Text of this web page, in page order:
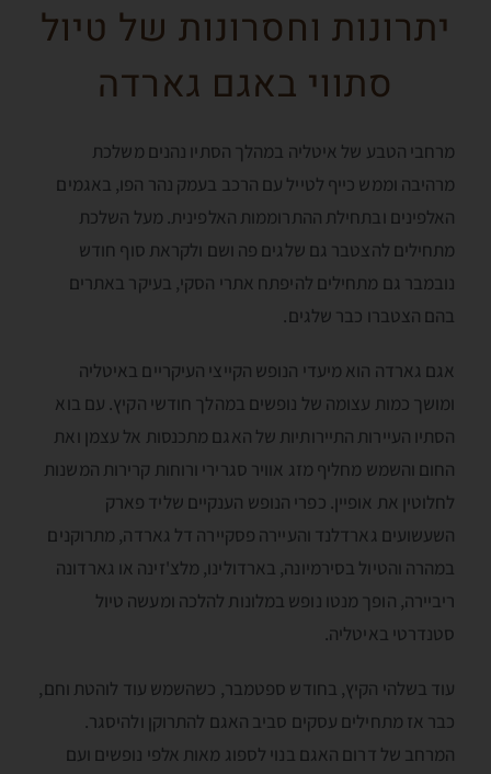
יתרונות וחסרונות של טיול
סתווי באגם גארדה
מרחבי הטבע של איטליה במהלך הסתיו נהנים משלכת
מרהיבה וממש כייף לטייל עם הרכב בעמק נהר הפו, באגמים
האלפינים ובתחילת ההתרוממות האלפינית. מעל השלכת
מתחילים להצטבר גם שלגים פה ושם ולקראת סוף חודש
נובמבר גם מתחילים להיפתח אתרי הסקי, בעיקר באתרים
בהם הצטברו כבר שלגים.
אגם גארדה הוא מיעדי הנופש הקייצי העיקריים באיטליה
ומושך כמות עצומה של נופשים במהלך חודשי הקיץ. עם בוא
הסתיו העיירות התיירותיות של האגם מתכנסות אל עצמן ואת
החום והשמש מחליף מזג אוויר סגרירי ורוחות קרירות המשנות
לחלוטין את אופיין. כפרי הנופש הענקיים שליד פארק
השעשועים גארדלנד והעיירה פסקיירה דל גארדה, מתרוקנים
במהרה והטיול בסירמיונה, בארדולינו, מלצ'זינה או גארדונה
ריביירה, הופך מנטו נופש במלונות להלכה ומעשה טיול
סטנדרטי באיטליה.
עוד בשלהי הקיץ, בחודש ספטמבר, כשהשמש עוד לוהטת וחם,
כבר אז מתחילים עסקים סביב האגם להתרוקן ולהיסגר.
המרחב של דרום האגם בנוי לספוג מאות אלפי נופשים ועם